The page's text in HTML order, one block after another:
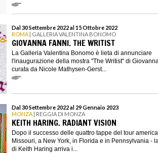
Dal 30 Settembre 2022 al 15 Ottobre 2022
ROMA | GALLERIA VALENTINA BONOMO
GIOVANNA FANNI. THE WRITIST
La Galleria Valentina Bonomo è lieta di annunciare
l'inaugurazione della mostra "The Writist" di
curata da Nicole Mathysen-Gerst...
Dal 30 Settembre 2022 al 29 Gennaio 2023
MONZA | REGGIA DI MONZA
KEITH HARING. RADIANT VISION
Dopo il successo delle quattro tappe del tour
Missouri, a New York, in Florida e in Pennsylvania -
di Keith Haring arriva i...